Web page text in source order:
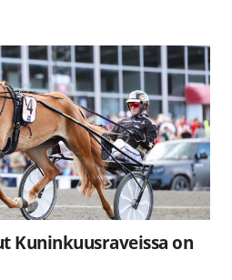
Kuninkuusraveissa on